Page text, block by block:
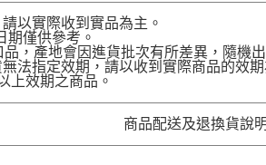
以實際收到實品為主。
僅供參考。
，產地會因進貨批次有所差異，隨機出
法指定效期，請以收到實際商品的效期
上效期之商品。
商品配送及退換貨說明